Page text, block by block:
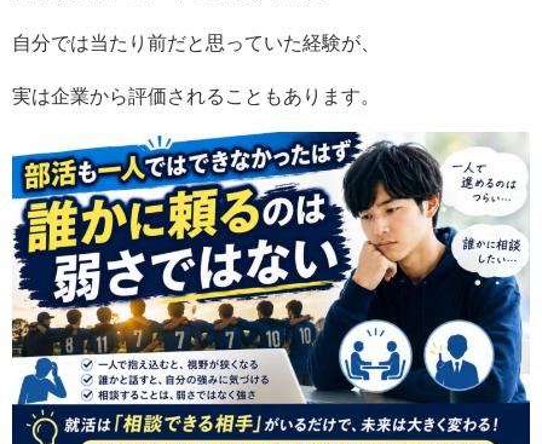
自分では当たり前だと思っていた経験が、
実は企業から評価されることもあります。